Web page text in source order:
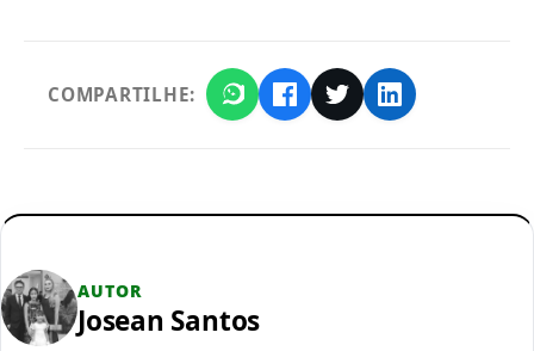
COMPARTILHE:
AUTOR
Josean Santos